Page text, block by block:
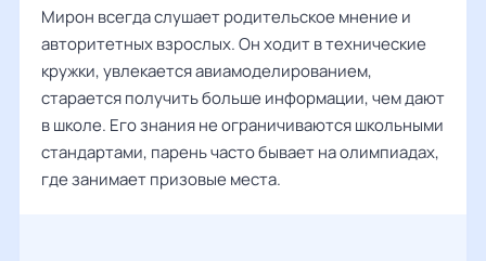
Мирон всегда слушает родительское мнение и
авторитетных взрослых. Он ходит в технические
кружки, увлекается авиамоделированием,
старается получить больше информации, чем дают
в школе. Его знания не ограничиваются школьными
стандартами, парень часто бывает на олимпиадах,
где занимает призовые места.